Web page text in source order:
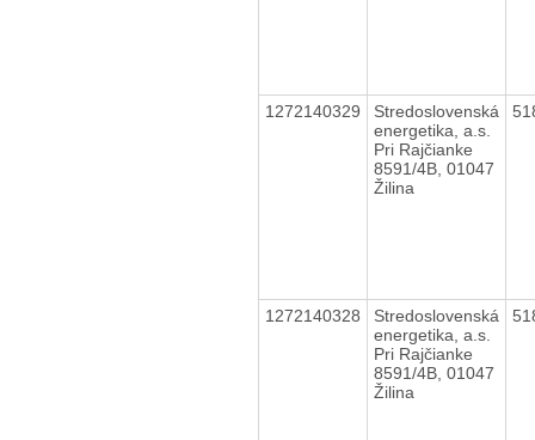
1272140329
Stredoslovenská
energetika, a.s.
Pri Rajčianke
8591/4B, 01047
Žilina
1272140328
Stredoslovenská
energetika, a.s.
Pri Rajčianke
8591/4B, 01047
Žilina